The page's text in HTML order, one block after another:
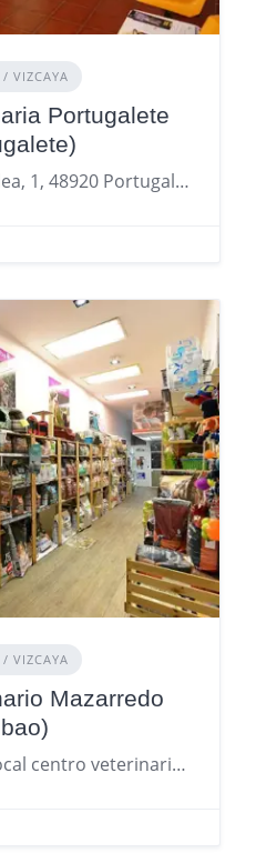
VIZCAYA
Portugalete
Padre Cortazar Kalea, 1, 48920 Portugalete, Bizkaia
VIZCAYA
Mazarredo
Heros Kalea, 18, Local centro veterinario, Abando, 48009 Bilbao, Bizkaia